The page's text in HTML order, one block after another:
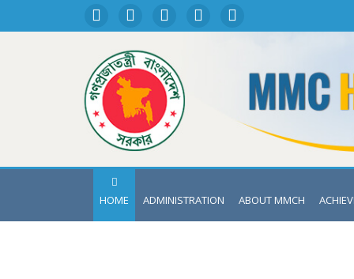
HOME ADMINISTRATION ABOUT MMCH